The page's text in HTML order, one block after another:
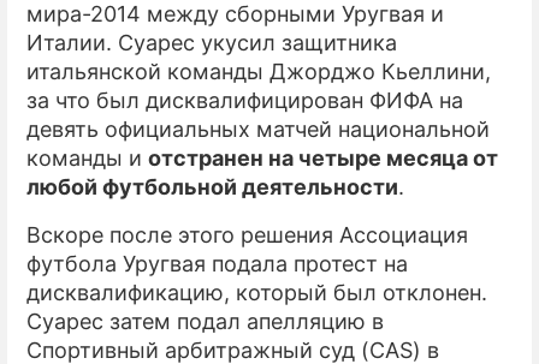
мира-2014 между сборными Уругвая и
Италии. Суарес укусил защитника
итальянской команды Джорджо Кьеллини,
за что был дисквалифицирован ФИФА на
девять официальных матчей национальной
команды и отстранен на четыре месяца от
любой футбольной деятельности.
Вскоре после этого решения Ассоциация
футбола Уругвая подала протест на
дисквалификацию, который был отклонен.
Суарес затем подал апелляцию в
Спортивный арбитражный суд (CAS) в